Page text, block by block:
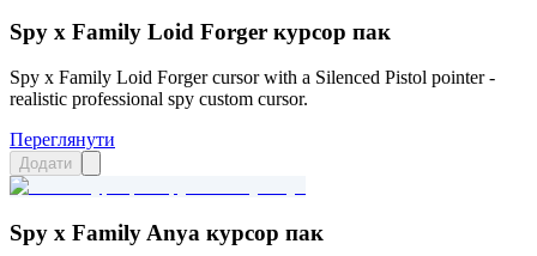
Spy x Family Loid Forger курсор пак
Spy x Family Loid Forger cursor with a Silenced Pistol pointer -
realistic professional spy custom cursor.
Переглянути
Додати
Spy x Family Anya курсор пак